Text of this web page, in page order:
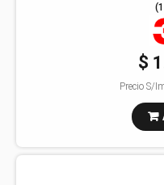
(
$
Precio S/